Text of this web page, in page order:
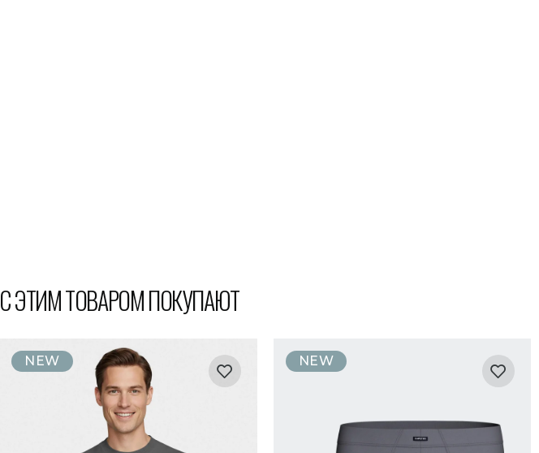
С ЭТИМ ТОВАРОМ ПОКУПАЮТ
NEW NEW